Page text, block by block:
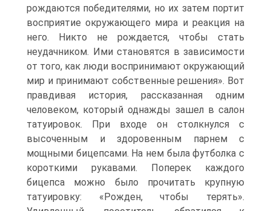
рождаются победителями, но их затем портит
восприятие окружающего мира и реакция на
него. Никто не рождается, чтобы стать
неудачником. Ими становятся в зависимости
от того, как люди воспринимают окружающий
мир и принимают собственные решения». Вот
правдивая история, рассказанная одним
человеком, который однажды зашел в салон
татуировок. При входе он столкнулся с
высоченным и здоровенным парнем с
мощными бицепсами. На нем была футболка с
короткими рукавами. Поперек каждого
бицепса можно было прочитать крупную
татуировку: «Рожден, чтобы терять».